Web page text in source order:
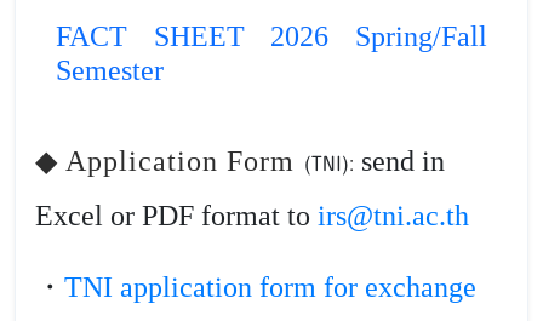
FACT SHEET2026 Spring/Fall
Semester
◆ Application Form (TNI): send in
Excel or PDF format to irs@tni.ac.th
・ TNI application form for exchange